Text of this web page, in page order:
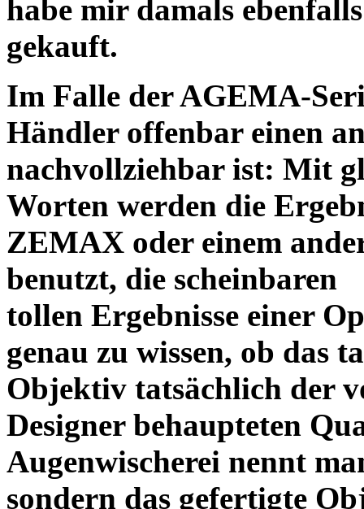
habe mir damals
gekauft.
Im Falle der AGEMA-
Händler offenbar einen
nachvollziehbar ist: Mit
Worten werden die
ZEMAX oder einem
benutzt, die scheinbaren
tollen Ergebnisse einer
genau zu wissen, ob das
Objektiv tatsächlich der
Designer behaupteten
Augenwischerei nennt
sondern das gefertigte